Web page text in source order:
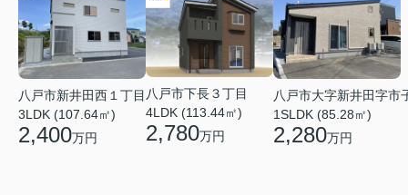
八戸市新井田西１丁目
3LDK (107.64㎡)
2,400万円
八戸市下長３丁目
4LDK (113.44㎡)
2,780万円
八戸市大字新井田字市
1SLDK (85.28㎡)
2,280万円